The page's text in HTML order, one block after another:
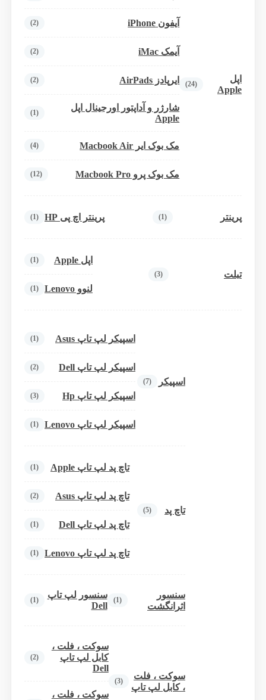
اپل
Apple
(24)
آیفون iPhone (2)
آیمک iMac (2)
ایرپادز AirPads (2)
شارژر و آداپتور اورجینال اپل
Apple
(1)
مک بوک ایر Macbook Air (4)
مک بوک پرو Macbook Pro (12)
پرینتر (1) پرینتر اچ پی HP (1)
تبلت (3)
اپل Apple (1)
لنوو Lenovo (1)
اسپیکر (7)
اسپیکر لپ تاپ Asus (1)
اسپیکر لپ تاپ Dell (2)
اسپیکر لپ تاپ Hp (3)
اسپیکر لپ تاپ Lenovo (1)
تاچ پد (5)
تاچ پد لپ تاپ Apple (1)
تاچ پد لپ تاپ Asus (2)
تاچ پد لپ تاپ Dell (1)
تاچ پد لپ تاپ Lenovo (1)
سنسور
اثرانگشت
(1)
سنسور لپ تاپ
Dell
(1)
سوکت ، فلت
، کابل لپ تاپ
(3)
سوکت ، فلت ،
کابل لپ تاپ
Dell
(2)
سوکت ، فلت ،